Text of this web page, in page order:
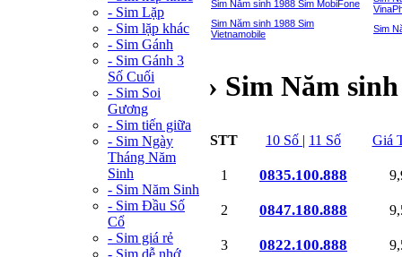
- Sim Lặp
- Sim lặp khác
- Sim Gánh
- Sim Gánh 3
Số Cuối
- Sim Soi
Gương
- Sim tiến giữa
- Sim Ngày
Tháng Năm
Sinh
- Sim Năm Sinh
- Sim Đầu Số
Cổ
- Sim giá rẻ
- Sim dễ nhớ
Sim Năm sinh 1988 Sim MobiFone
Sim Năm sinh 1988 Sim
Vietnamobile
Sim
› Sim Năm
STT 10 Số | 11 Số Giá
1 0835.100.888
2 0847.180.888
3 0822.100.888